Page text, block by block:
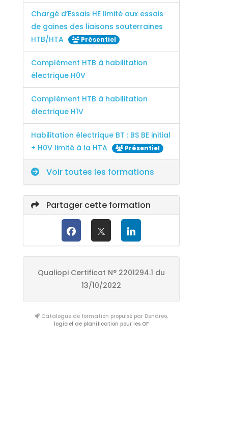
Chargé d’Essais HE limité aux essais
de gaines des liaisons souterraines
HTB/HTA
Présentiel
Complément HTB à habilitation
électrique H0V
Complément HTB à habilitation
électrique H1V
Habilitation électrique BT : BS BE initial
+ H0V limité à la HTA
Présentiel
Voir toutes les formations
Partager cette formation
Qualiopi Certificat N° 2201294.1 du
13/10/2022
Catalogue de formation propulsé par Dendreo,
logiciel de planification pour les OF